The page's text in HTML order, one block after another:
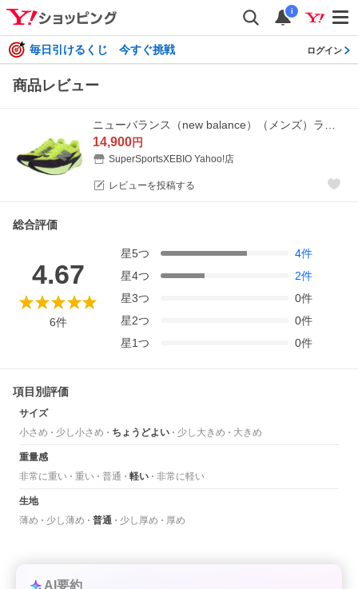
i
毎日引けるくじ 今すぐ挑戦 ログイン
商品レビュー
14,900円
SuperSportsXEBIO Yahoo!店
レビューを投稿する
総合評価
4.67
6件
星5つ 4件
星4つ 2件
星3つ 0件
星2つ 0件
星1つ 0件
項目別評価
サイズ
小さめ
少し小さめ ちょうどよい 少し大きめ 大きめ
重量感
非常に重い
重い 普通 軽い 非常に軽い
生地
薄め
少し薄め 普通 少し厚め 厚め
AI要約